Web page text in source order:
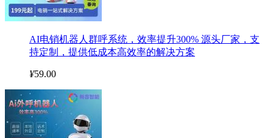
AI电销机器人群呼系统，效率提升300% 源头厂家，支
持定制，提供低成本高效率的解决方案
¥59.00